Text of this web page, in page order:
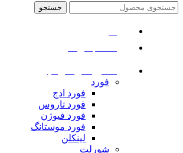
جستجو
فورد
فورد ادج
فورد تاروس
فورد فیوژن
فورد موستانگ
لینکلن
شورلت